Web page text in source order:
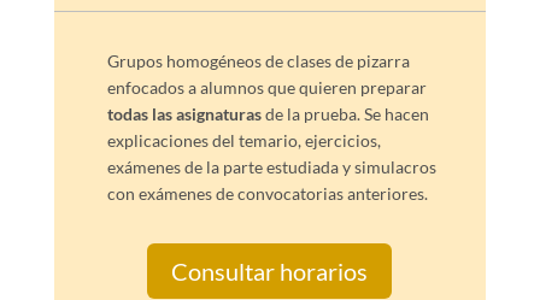
Grupos homogéneos de clases de pizarra
enfocados a alumnos que quieren preparar
todas las asignaturasde la prueba. Se hacen
explicaciones del temario, ejercicios,
exámenes de la parte estudiada y simulacros
con exámenes de convocatorias anteriores.
Consultar horarios